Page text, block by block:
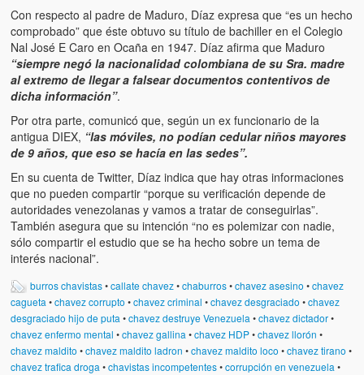
Con respecto al padre de Maduro, Díaz expresa que “es un hecho
comprobado” que éste obtuvo su título de bachiller en el Colegio
Nal José E Caro en Ocaña en 1947. Díaz afirma que Maduro
“siempre negó la nacionalidad colombiana de su Sra. madre
al extremo de llegar a falsear documentos contentivos de
dicha información”.
Por otra parte, comunicó que, según un ex funcionario de la
antigua DIEX, “las móviles, no podían cedular niños mayores
de 9 años, que eso se hacía en las sedes”.
En su cuenta de Twitter, Díaz indica que hay otras informaciones
que no pueden compartir “porque su verificación depende de
autoridades venezolanas y vamos a tratar de conseguirlas”.
También asegura que su intención “no es polemizar con nadie,
sólo compartir el estudio que se ha hecho sobre un tema de
interés nacional”.
burros chavistas•callate chavez•chaburros•chavez asesino •chavez
cagueta •chavez corrupto •chavez criminal •chavez desgraciado •chavez
desgraciado hijo de puta •chavez destruye Venezuela •chavez dictador•
chavez enfermo mental •chavez gallina •chavez HDP•chavez llorón •
chavez maldito •chavez maldito ladron •chavez maldito loco •chavez tirano •
chavez trafica droga •chavistas incompetentes•corrupción en venezuela •